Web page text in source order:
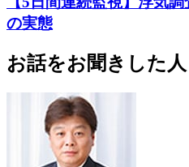
の実態
お話をお聞きした人